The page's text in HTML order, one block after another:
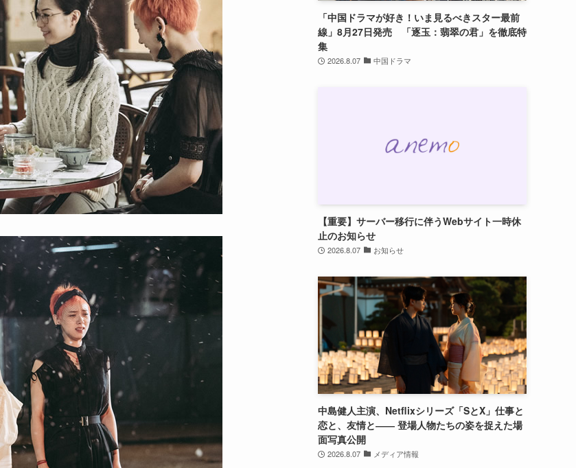
「中国ドラマが好き！いま見るべきスター最前
線」8月27日発売 「逐玉：翡翠の君」を徹底特
集
2026.8.07 中国ドラマ
【重要】サーバー移行に伴うWebサイト一時休
止のお知らせ
2026.8.07 お知らせ
中島健人主演、Netflixシリーズ「SとX」仕事と
恋と、友情と―― 登場人物たちの姿を捉えた場
面写真公開
2026.8.07 メディア情報